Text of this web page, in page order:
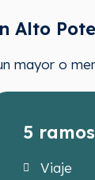
Alto
mayor o
5
Viaje